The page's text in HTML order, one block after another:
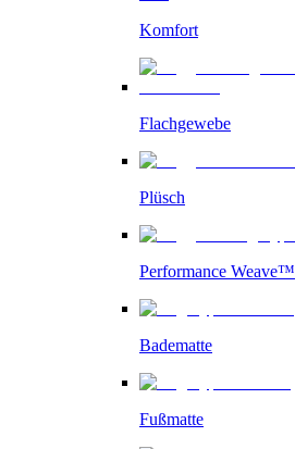
Komfort
Flachgewebe
Plüsch
Performance Weave™
Badematte
Fußmatte